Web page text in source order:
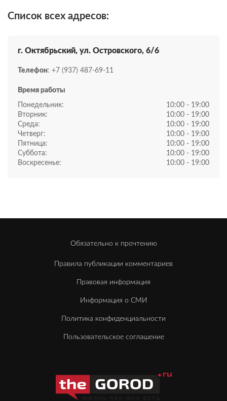
Список всех адресов:
г. Октябрьский, ул. Островского, 6/6
Телефон: +7 (937) 487-69-11
Время работы
Понедельник:
10:00 - 19:00
Вторник:
10:00 - 19:00
Среда:
10:00 - 19:00
Четверг:
10:00 - 19:00
Пятница:
10:00 - 19:00
Суббота:
10:00 - 19:00
Воскресенье:
10:00 - 19:00
Обязательно к прочтению
Правила публикации комментариев
Правовая информация
Информация о СМИ
Политика конфиденциальности
Пользовательское соглашение